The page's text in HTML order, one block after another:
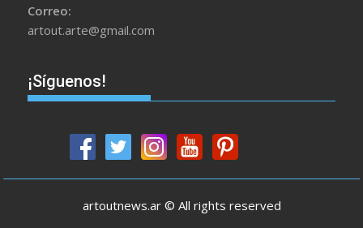
Correo:
artout.arte@gmail.com
¡Síguenos!
artoutnews.ar © All rights reserved